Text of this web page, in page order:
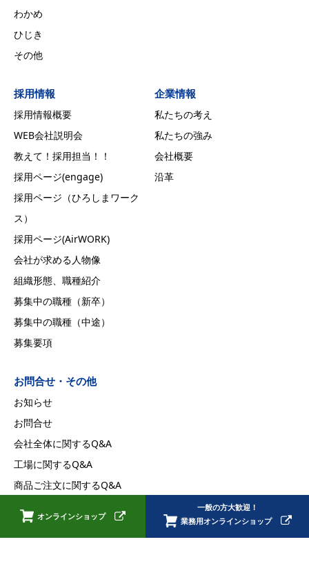
オンラインショップ
一般の方大歓迎！
業務用オンラインショップ
わかめ
ひじき
その他
採用情報
採用情報概要
WEB会社説明会
教えて！採用担当！！
採用ページ(engage)
採用ページ（ひろしまワーク
ス）
採用ページ(AirWORK)
会社が求める人物像
組織形態、職種紹介
募集中の職種（新卒）
募集中の職種（中途）
募集要項
企業情報
私たちの考え
私たちの強み
会社概要
沿革
お問合せ・その他
お知らせ
お問合せ
会社全体に関するQ&A
工場に関するQ&A
商品ご注文に関するQ&A
プライバシーポリシー